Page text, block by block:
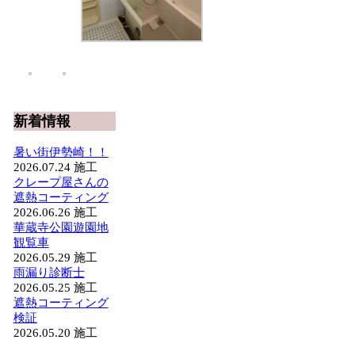
新着情報
暑い街伊勢崎！！
2026.07.24 施工
クレープ屋さんの
遮熱コーティング
2026.06.26 施工
華蔵寺公園遊園地
観覧車
2026.05.29 施工
雨漏り診断士
2026.05.25 施工
遮熱コーティング
検証
2026.05.20 施工